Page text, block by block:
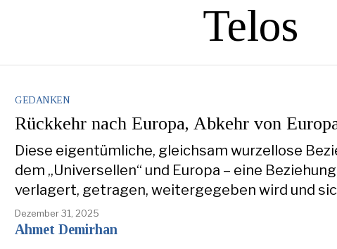
Telos
GEDANKEN
Rückkehr nach Europa, Abkehr von
Diese eigentümliche, gleichsam wurzellose
dem „Universellen“ und Europa – eine
verlagert, getragen, weitergegeben wird und
Dezember 31, 2025
Ahmet Demirhan